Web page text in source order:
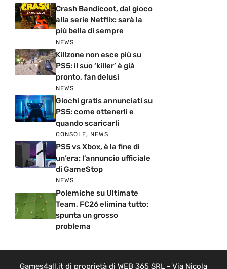
Crash Bandicoot, dal gioco
alla serie Netflix: sarà la
più bella di sempre
NEWS
Killzone non esce più su
PS5: il suo ‘killer’ è già
pronto, fan delusi
NEWS
Giochi gratis annunciati su
PS5: come ottenerli e
quando scaricarli
CONSOLE, NEWS
PS5 vs Xbox, è la fine di
un’era: l’annuncio ufficiale
di GameStop
NEWS
Polemiche su Ultimate
Team, FC26 elimina tutto:
spunta un grosso
problema
Games4all.it di proprietà di WEB 365 SRL - Via Nicola